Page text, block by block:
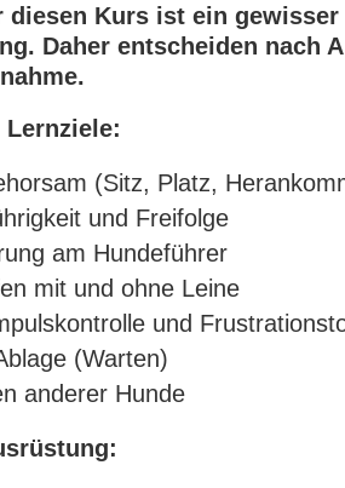
diesen Kurs ist ein
Daher entscheiden nach
Lernziele:
(Sitz, Platz,
und Freifolge
am Hundeführer
mit und ohne Leine
und
(Warten)
anderer Hunde